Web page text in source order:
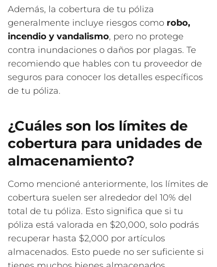
Además, la cobertura de tu póliza
generalmente incluye riesgos como robo,
incendio y vandalismo, pero no protege
contra inundaciones o daños por plagas. Te
recomiendo que hables con tu proveedor de
seguros para conocer los detalles específicos
de tu póliza.
¿Cuáles son los límites de
cobertura para unidades de
almacenamiento?
Como mencioné anteriormente, los límites de
cobertura suelen ser alrededor del 10% del
total de tu póliza. Esto significa que si tu
póliza está valorada en $20,000, solo podrás
recuperar hasta $2,000 por artículos
almacenados. Esto puede no ser suficiente si